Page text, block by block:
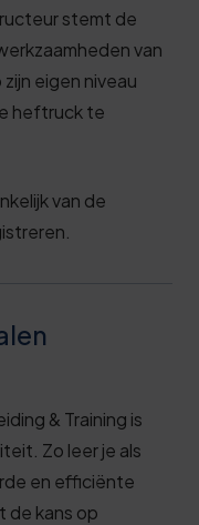
stemt de
van
eigen niveau
heftruck te
van de
& Training is
Zo leer je als
en efficiënte
de kans op